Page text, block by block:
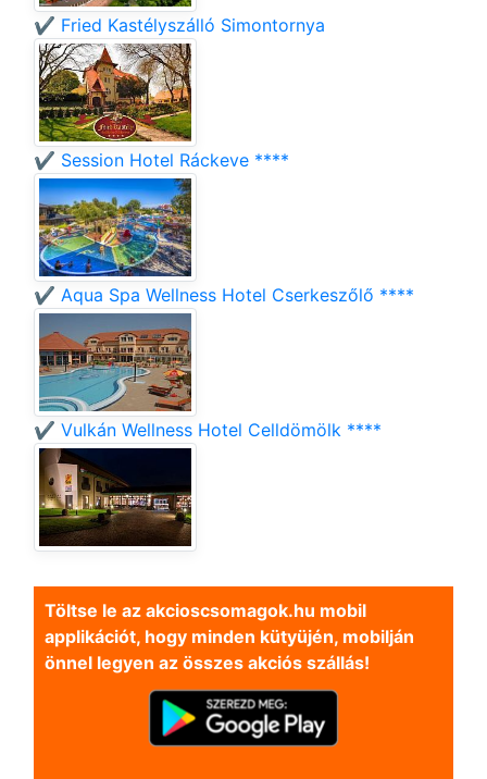
✔️ Fried Kastélyszálló Simontornya
✔️ Session Hotel Ráckeve ****
✔️ Aqua Spa Wellness Hotel Cserkeszőlő ****
✔️ Vulkán Wellness Hotel Celldömölk ****
Töltse le az akcioscsomagok.hu mobil
applikációt, hogy minden kütyüjén, mobilján
önnel legyen az összes akciós szállás!